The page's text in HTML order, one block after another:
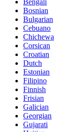
Bosnian
Bulgarian
Cebuano
Chichewa
Corsican
Croatian
Dutch
Estonian
Filipino
Finnish
Frisian
Galician
Georgian
Gujarati